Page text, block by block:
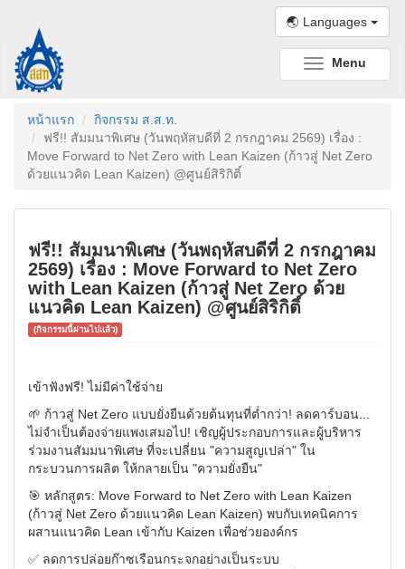
🌏 Languages
Toggle
navigation
Menu
หน้าแรก
กิจกรรม ส.ส.ท.
ฟรี!! สัมมนาพิเศษ (วันพฤหัสบดีที่ 2 กรกฎาคม 2569) เรื่อง :
Move Forward to Net Zero with Lean Kaizen (ก้าวสู่ Net Zero
ด้วยแนวคิด Lean Kaizen) @ศูนย์สิริกิติ์
ฟรี!! สัมมนาพิเศษ (วันพฤหัสบดีที่ 2 กรกฎาคม
2569) เรื่อง : Move Forward to Net Zero
with Lean Kaizen (ก้าวสู่ Net Zero ด้วย
แนวคิด Lean Kaizen) @ศูนย์สิริกิติ์
(กิจกรรมนี้ผ่านไปแล้ว)
เข้าฟังฟรี! ไม่มีค่าใช้จ่าย
🌱 ก้าวสู่ Net Zero แบบยั่งยืนด้วยต้นทุนที่ต่ำกว่า! ลดคาร์บอน...
ไม่จำเป็นต้องจ่ายแพงเสมอไป! เชิญผู้ประกอบการและผู้บริหาร
ร่วมงานสัมมนาพิเศษ ที่จะเปลี่ยน "ความสูญเปล่า" ใน
กระบวนการผลิต ให้กลายเป็น "ความยั่งยืน"
🎯 หลักสูตร: Move Forward to Net Zero with Lean Kaizen
(ก้าวสู่ Net Zero ด้วยแนวคิด Lean Kaizen) พบกับเทคนิคการ
ผสานแนวคิด Lean เข้ากับ Kaizen เพื่อช่วยองค์กร
✅ ลดการปล่อยก๊าซเรือนกระจกอย่างเป็นระบบ